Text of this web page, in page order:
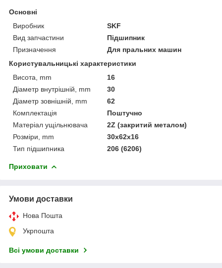
Основні
Виробник
SKF
Вид запчастини
Підшипник
Призначення
Для пральних машин
Користувальницькі характеристики
Висота, mm
16
Діаметр внутрішній, mm
30
Діаметр зовнішній, mm
62
Комплектація
Поштучно
Матеріал ущільнювача
2Z (закритий металом)
Розміри, mm
30x62x16
Тип підшипника
206 (6206)
Приховати
Умови доставки
Нова Пошта
Укрпошта
Всі умови доставки